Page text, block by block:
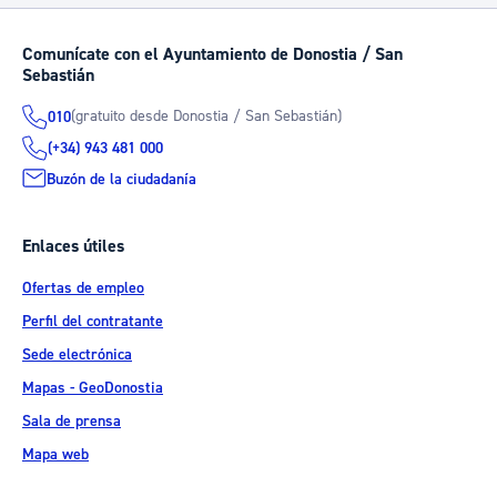
Comunícate con el Ayuntamiento de Donostia / San
Sebastián
010(gratuito desde Donostia / San Sebastián)
(+34) 943 481 000
Buzón de la ciudadanía
Enlaces útiles
Ofertas de empleo
Perfil del contratante
Sede electrónica
Mapas - GeoDonostia
Sala de prensa
Mapa web